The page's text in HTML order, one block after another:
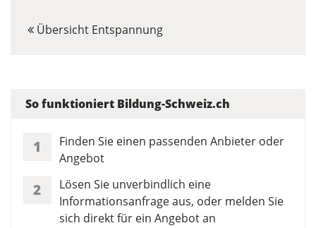
Übersicht Entspannung
So funktioniert Bildung-Schweiz.ch
1
Finden Sie einen passenden Anbieter oder
Angebot
2
Lösen Sie unverbindlich eine
Informationsanfrage aus, oder melden Sie
sich direkt für ein Angebot an